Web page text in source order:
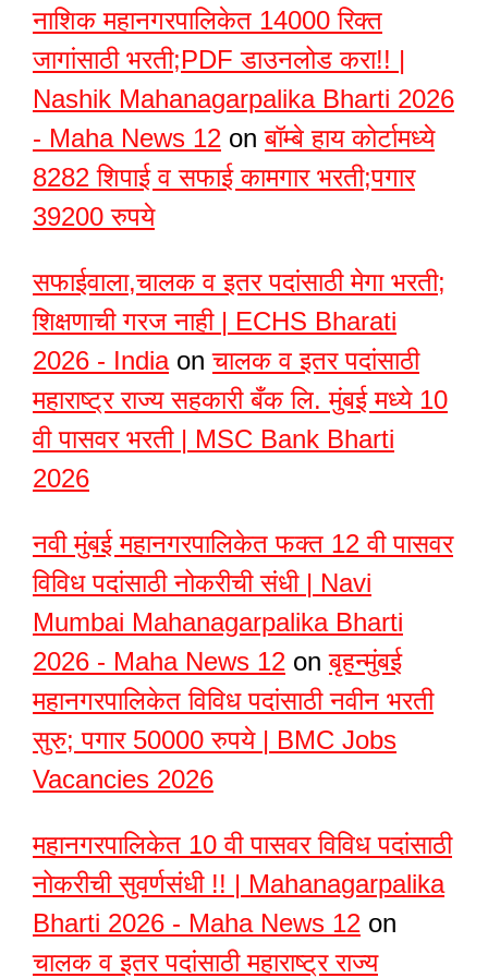
नाशिक महानगरपालिकेत 14000 रिक्त
जागांसाठी भरती;PDF डाउनलोड करा!! |
Nashik Mahanagarpalika Bharti 2026
- Maha News 12 onबॉम्बे हाय कोर्टामध्ये
8282 शिपाई व सफाई कामगार भरती;पगार
39200 रुपये
सफाईवाला,चालक व इतर पदांसाठी मेगा भरती;
शिक्षणाची गरज नाही | ECHS Bharati
2026 - Indiaonचालक व इतर पदांसाठी
महाराष्ट्र राज्य सहकारी बँक लि. मुंबई मध्ये 10
वी पासवर भरती | MSC Bank Bharti
2026
नवी मुंबई महानगरपालिकेत फक्त 12 वी पासवर
विविध पदांसाठी नोकरीची संधी | Navi
Mumbai Mahanagarpalika Bharti
2026 - Maha News 12 onबृहन्मुंबई
महानगरपालिकेत विविध पदांसाठी नवीन भरती
सुरु; पगार 50000 रुपये | BMC Jobs
Vacancies 2026
महानगरपालिकेत 10 वी पासवर विविध पदांसाठी
नोकरीची सुवर्णसंधी !! | Mahanagarpalika
Bharti 2026 - Maha News 12 on
चालक व इतर पदांसाठी महाराष्ट्र राज्य